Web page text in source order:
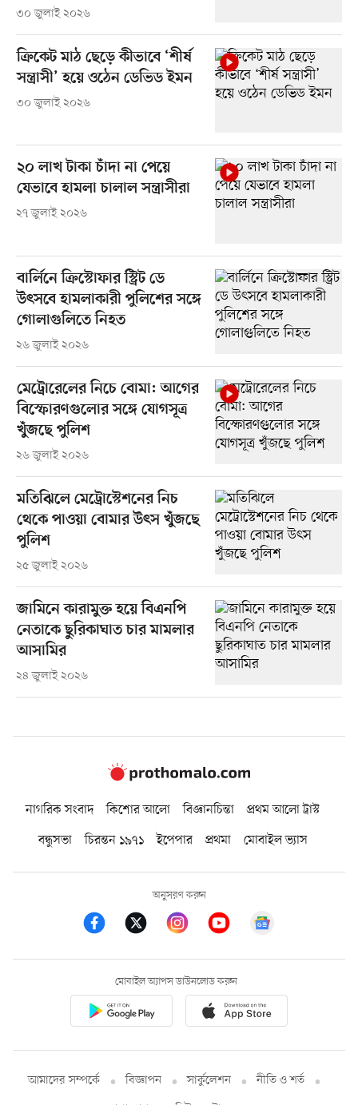
৩০ জুলাই ২০২৬
ক্রিকেট মাঠ ছেড়ে কীভাবে ‘শীর্ষ
সন্ত্রাসী’ হয়ে ওঠেন ডেভিড ইমন
৩০ জুলাই ২০২৬
২০ লাখ টাকা চাঁদা না পেয়ে
যেভাবে হামলা চালাল সন্ত্রাসীরা
২৭ জুলাই ২০২৬
বার্লিনে ক্রিস্টোফার স্ট্রিট ডে
উৎসবে হামলাকারী পুলিশের সঙ্গে
গোলাগুলিতে নিহত
২৬ জুলাই ২০২৬
মেট্রোরেলের নিচে বোমা: আগের
বিস্ফোরণগুলোর সঙ্গে যোগসূত্র
খুঁজছে পুলিশ
২৬ জুলাই ২০২৬
মতিঝিলে মেট্রোস্টেশনের নিচ
থেকে পাওয়া বোমার উৎস খুঁজছে
পুলিশ
২৫ জুলাই ২০২৬
জামিনে কারামুক্ত হয়ে বিএনপি
নেতাকে ছুরিকাঘাত চার মামলার
আসামির
২৪ জুলাই ২০২৬
নাগরিক সংবাদ কিশোর আলো বিজ্ঞানচিন্তা
প্রথম আলো ট্রাস্ট
বন্ধুসভা
চিরন্তন ১৯৭১ ইপেপার প্রথমা মোবাইল ভ্যাস
অনুসরণ করুন
মোবাইল অ্যাপস ডাউনলোড করুন
আমাদের সম্পর্কে বিজ্ঞাপন সার্কুলেশন
নীতি ও শর্ত